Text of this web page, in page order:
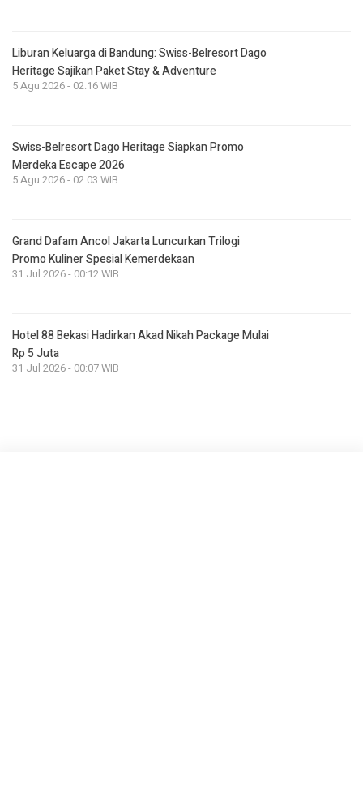
Liburan Keluarga di Bandung: Swiss-Belresort Dago
Heritage Sajikan Paket Stay & Adventure
5 Agu 2026 - 02:16 WIB
Swiss-Belresort Dago Heritage Siapkan Promo
Merdeka Escape 2026
5 Agu 2026 - 02:03 WIB
Grand Dafam Ancol Jakarta Luncurkan Trilogi
Promo Kuliner Spesial Kemerdekaan
31 Jul 2026 - 00:12 WIB
Hotel 88 Bekasi Hadirkan Akad Nikah Package Mulai
Rp 5 Juta
31 Jul 2026 - 00:07 WIB